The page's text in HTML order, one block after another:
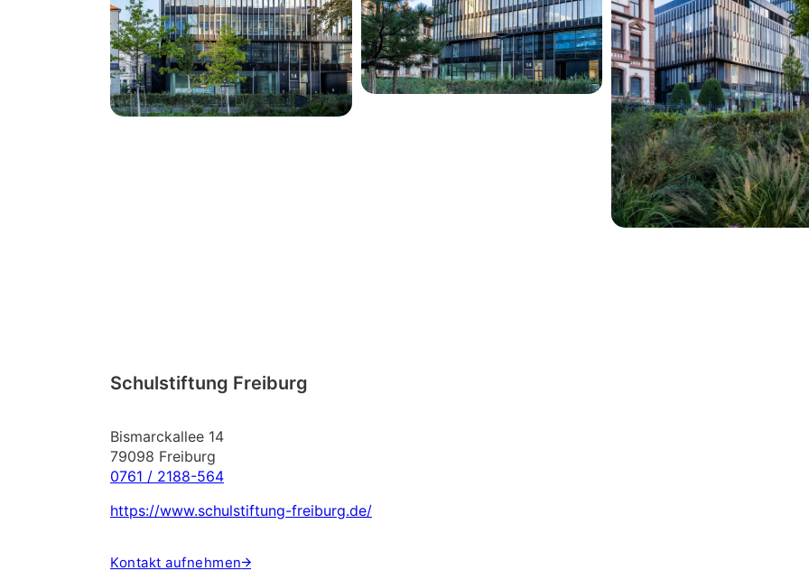
Schulstiftung Freiburg
Bismarckallee 14
79098 Freiburg
0761 / 2188-564
https://www.schulstiftung-freiburg.de/
Kontakt aufnehmen